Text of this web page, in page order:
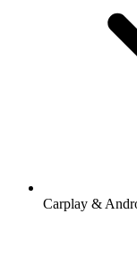
Carplay &